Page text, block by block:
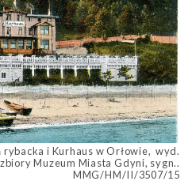
i Kurhaus w Orłowie, wyd.
Muzeum Miasta Gdyni, sygn..
MMG/HM/II/3507/15